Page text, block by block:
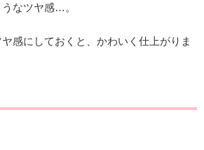
なツヤ感…。
感にしておくと、かわいく仕上がりま